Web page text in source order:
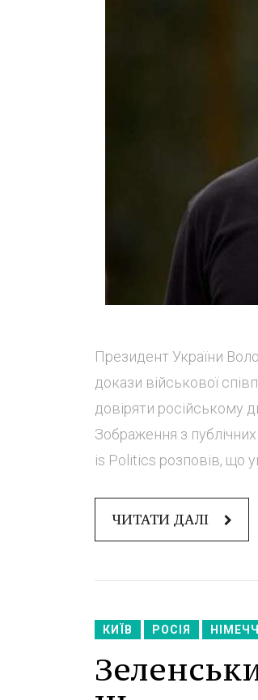
Президент України
докази військової
довіряти російському
Зображення з
is Politics розповів, що
ЧИТАТИ ДАЛІ
КИЇВ РОСІЯ